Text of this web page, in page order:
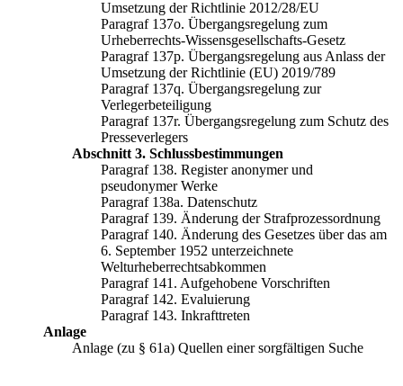
Umsetzung der Richtlinie 2012/28/EU
Paragraf 137o. Übergangsregelung zum
Urheberrechts-Wissensgesellschafts-Gesetz
Paragraf 137p. Übergangsregelung aus Anlass der
Umsetzung der Richtlinie (EU) 2019/789
Paragraf 137q. Übergangsregelung zur
Verlegerbeteiligung
Paragraf 137r. Übergangsregelung zum Schutz des
Presseverlegers
Abschnitt 3. Schlussbestimmungen
Paragraf 138. Register anonymer und
pseudonymer Werke
Paragraf 138a. Datenschutz
Paragraf 139. Änderung der Strafprozessordnung
Paragraf 140. Änderung des Gesetzes über das am
6. September 1952 unterzeichnete
Welturheberrechtsabkommen
Paragraf 141. Aufgehobene Vorschriften
Paragraf 142. Evaluierung
Paragraf 143. Inkrafttreten
Anlage
Anlage (zu § 61a) Quellen einer sorgfältigen Suche